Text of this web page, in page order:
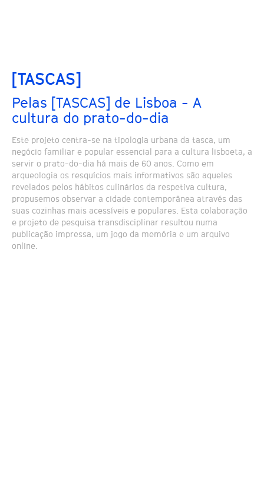
[TASCAS]
Pelas [TASCAS] de Lisboa - A
cultura do prato-do-dia
Este projeto centra-se na tipologia urbana da tasca, um
negócio familiar e popular essencial para a cultura lisboeta, a
servir o prato-do-dia há mais de 60 anos. Como em
arqueologia os resquícios mais informativos são aqueles
revelados pelos hábitos culinários da respetiva cultura,
propusemos observar a cidade contemporânea através das
suas cozinhas mais acessíveis e populares. Esta colaboração
e projeto de pesquisa transdisciplinar resultou numa
publicação impressa, um jogo da memória e um arquivo
online.